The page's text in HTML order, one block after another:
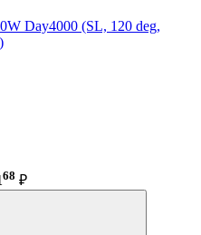
Day4000 (SL, 120 deg,
68 ₽